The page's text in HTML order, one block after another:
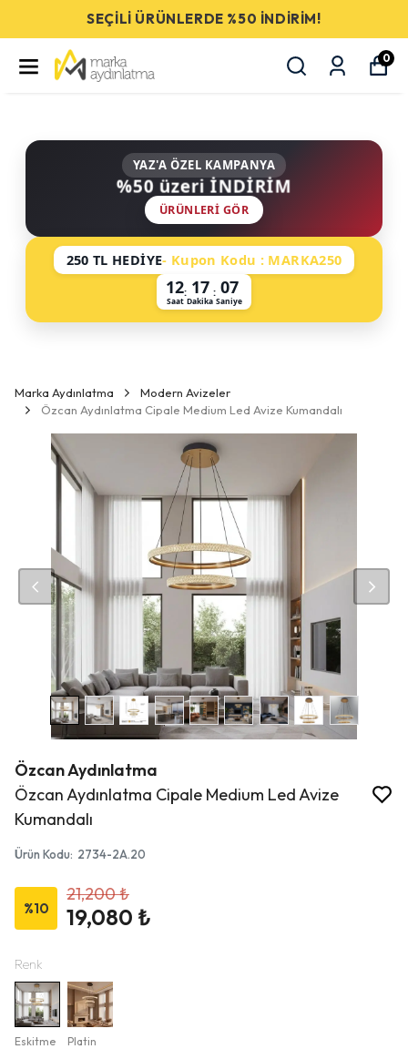
SEÇİLİ ÜRÜNLERDE %50 İNDİRİM!
0
YAZ'A ÖZEL KAMPANYA
%50 üzeri İNDİRİM
ÜRÜNLERI GÖR
250 TL HEDİYE- Kupon Kodu : MARKA250
12
Saat
: 17
Dakika
: 07
Saniye
Marka Aydınlatma
Modern Avizeler
Özcan Aydınlatma Cipale Medium Led Avize Kumandalı
Özcan Aydınlatma
Özcan Aydınlatma Cipale Medium Led Avize
Kumandalı
Ürün Kodu: 2734-2A.20
%10
21,200 ₺
19,080 ₺
Renk
Eskitme Platin